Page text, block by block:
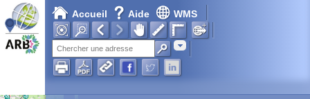
Accueil Aide WMS
Adresse